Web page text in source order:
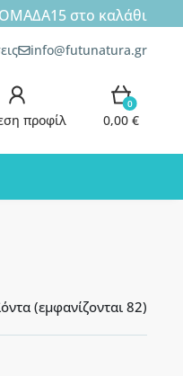
στο καλάθι
info@futunatura.gr
προφίλ
0
0,00 €
(εμφανίζονται 82)